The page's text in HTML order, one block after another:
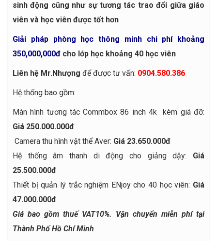
sinh động cũng như sự tương tác trao đổi giữa giáo
viên và học viên được tốt hơn
Giải pháp phòng học thông minh chi phí khoảng
350,000,000đ cho lớp học khoảng 40 học viên
Liên hệ Mr.Nhượng để được tư vấn: 0904.580.386
Hệ thống bao gồm:
Màn hình tương tác Commbox 86 inch 4k kèm giá đỡ:
Giá 250.000.000đ
Camera thu hình vật thể Aver: Giá 23.650.000đ
Hệ thống âm thanh di động cho giảng dậy: Giá
25.500.000đ
Thiết bị quản lý trắc nghiệm ENjoy cho 40 học viên: Giá
47.000.000đ
Giá bao gồm thuế VAT10%. Vận chuyển miễn phí tại
Thành Phố Hồ Chí Minh